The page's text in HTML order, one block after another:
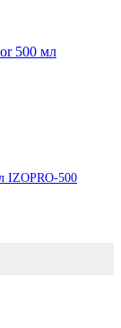
IZOPRO-500